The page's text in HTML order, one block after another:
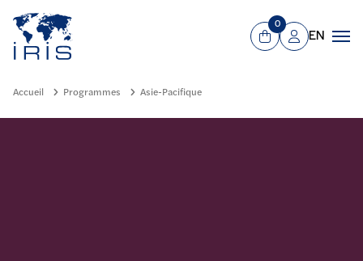
Aller au contenu principal
Panier
0
Mon compte
EN
Accueil Programmes Asie-Pacifique